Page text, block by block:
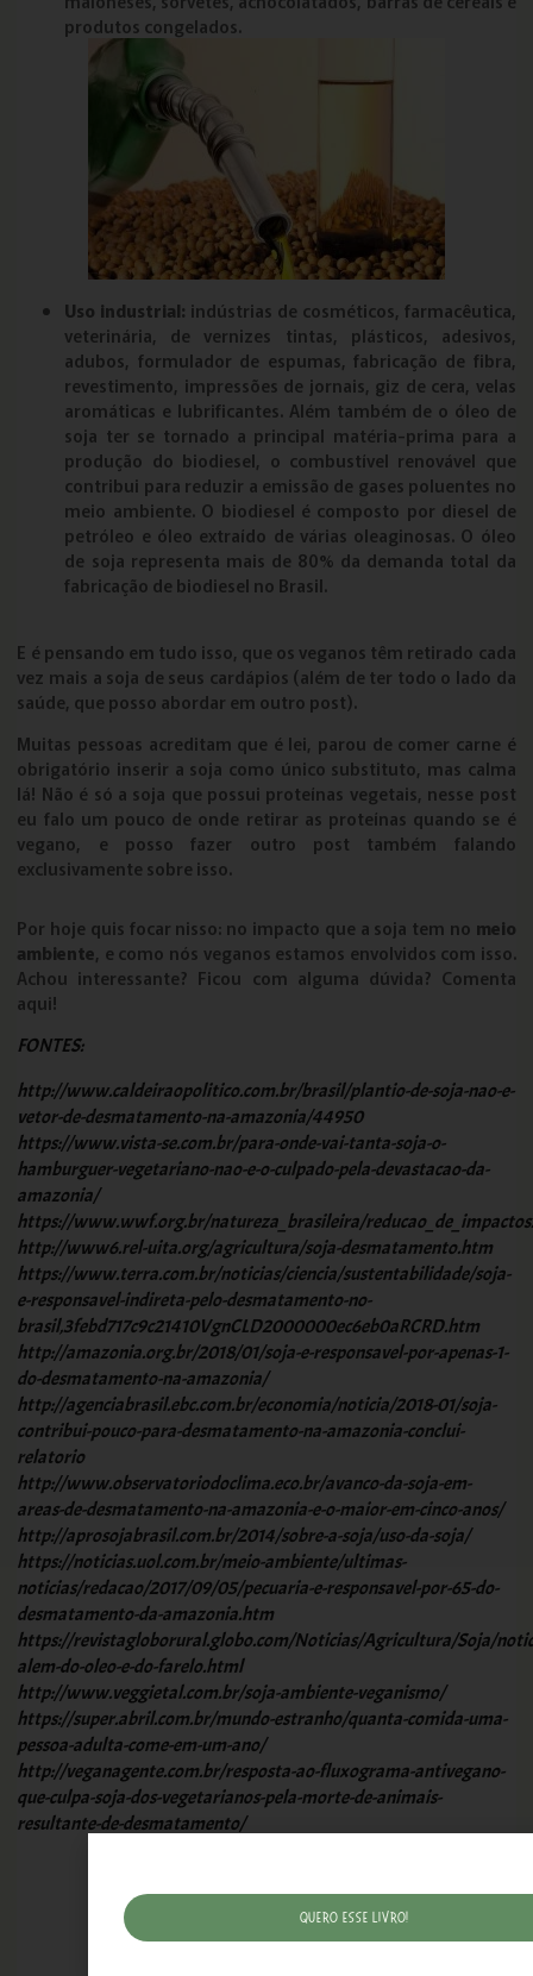
produtos congelados.
Uso industrial: indústrias de cosméticos, farmacêutica,
veterinária, de vernizes tintas, plásticos, adesivos,
adubos, formulador de espumas, fabricação de fibra,
revestimento, impressões de jornais, giz de cera, velas
aromáticas e lubrificantes. Além também de o óleo de
soja ter se tornado a principal matéria-prima para a
produção do biodiesel, o combustível renovável que
contribui para reduzir a emissão de gases poluentes no
meio ambiente. O biodiesel é composto por diesel de
petróleo e óleo extraído de várias oleaginosas. O óleo
de soja representa mais de 80% da demanda total da
fabricação de biodiesel no Brasil.
E é pensando em tudo isso, que os veganos têm retirado cada
vez mais a soja de seus cardápios (além de ter todo o lado da
saúde, que posso abordar em outro post).
Muitas pessoas acreditam que é lei, parou de comer carne é
obrigatório inserir a soja como único substituto, mas calma
lá! Não é só a soja que possui proteínas vegetais, nesse post
eu falo um pouco de onde retirar as proteínas quando se é
vegano, e posso fazer outro post também falando
exclusivamente sobre isso.
Por hoje quis focar nisso: no impacto que a soja tem no meio
ambiente, e como nós veganos estamos envolvidos com isso.
Achou interessante? Ficou com alguma dúvida? Comenta
aqui!
FONTES:
http://www.caldeiraopolitico.com.br/brasil/plantio-de-soja-nao-e-
vetor-de-desmatamento-na-amazonia/44950
https://www.vista-se.com.br/para-onde-vai-tanta-soja-o-
hamburguer-vegetariano-nao-e-o-culpado-pela-devastacao-da-
amazonia/
https://www.wwf.org.br/natureza_brasileira/
http://www6.rel-uita.org/agricultura/soja-desmatamento.htm
https://www.terra.com.br/noticias/ciencia/sustentabilidade/soja-
e-responsavel-indireta-pelo-desmatamento-no-
brasil,3febd717c9c21410VgnCLD2000000ec6eb0aRCRD.htm
http://amazonia.org.br/2018/01/soja-e-responsavel-por-apenas-1-
do-desmatamento-na-amazonia/
http://agenciabrasil.ebc.com.br/economia/noticia/2018-01/soja-
contribui-pouco-para-desmatamento-na-amazonia-conclui-
relatorio
http://www.observatoriodoclima.eco.br/avanco-da-soja-em-
areas-de-desmatamento-na-amazonia-e-o-maior-em-cinco-anos/
http://aprosojabrasil.com.br/2014/sobre-a-soja/uso-da-soja/
https://noticias.uol.com.br/meio-ambiente/ultimas-
noticias/redacao/2017/09/05/pecuaria-e-responsavel-por-65-do-
desmatamento-da-amazonia.htm
https://revistagloborural.globo.com/Noticias/Agricultura/Soja/
alem-do-oleo-e-do-farelo.html
http://www.veggietal.com.br/soja-ambiente-veganismo/
https://super.abril.com.br/mundo-estranho/quanta-comida-uma-
pessoa-adulta-come-em-um-ano/
http://veganagente.com.br/resposta-ao-fluxograma-antivegano-
que-culpa-soja-dos-vegetarianos-pela-morte-de-animais-
resultante-de-desmatamento/
Quero esse livro!